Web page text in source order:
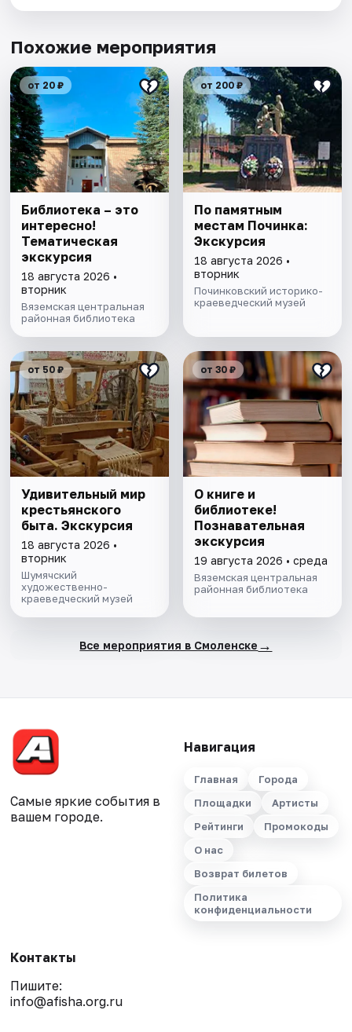
Похожие мероприятия
от 20 ₽
Библиотека – это
интересно!
Тематическая
экскурсия
18 августа 2026 •
вторник
Вяземская центральная
районная библиотека
от 200 ₽
По памятным
местам Починка:
Экскурсия
18 августа 2026 •
вторник
Починковский историко-
краеведческий музей
от 50 ₽
Удивительный мир
крестьянского
быта. Экскурсия
18 августа 2026 •
вторник
Шумячский
художественно-
краеведческий музей
от 30 ₽
О книге и
библиотеке!
Познавательная
экскурсия
19 августа 2026 • среда
Вяземская центральная
районная библиотека
Все мероприятия в Смоленске →
Самые яркие события в
вашем городе.
Навигация
Главная
Города
Площадки
Артисты
Рейтинги
Промокоды
О нас
Возврат билетов
Политика
конфиденциальности
Контакты
Пишите:
info@afisha.org.ru